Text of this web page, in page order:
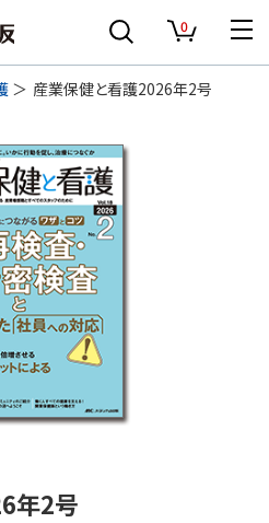
0
産業保健と看護2026年2号
年2号